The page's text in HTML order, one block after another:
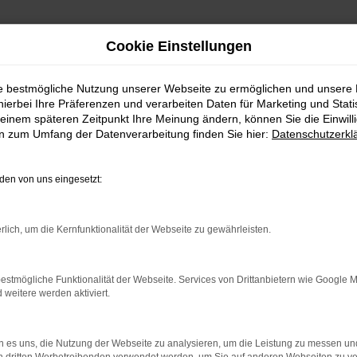
nach Balingen
kaufen |
BALINGEN
Bei diesem Fahrzeug gehen Vernunftsargumente und
ist die Ausstattung. Unabhängig davon, ob Sie sich für
tadelloses Modell. Wir vom Autohaus Daub bieten
Wenn Sie Ihre Mobilität auf den Straßen von
Cookie Einstellungen
bestmögliche Nutzung unserer Webseite zu ermöglichen und unsere
Ihre Präferenzen und verarbeiten Daten für Marketing und
späteren Zeitpunkt Ihre Meinung ändern, können Sie die
zum Umfang der Datenverarbeitung finden Sie hier:
von uns eingesetzt:
um die Kernfunktionalität der Webseite zu gewährleisten.
Funktionalität der Webseite. Services von Drittanbietern wie Google
weitere werden aktiviert.
es uns, die Nutzung der Webseite zu analysieren, um die Leistung zu messen